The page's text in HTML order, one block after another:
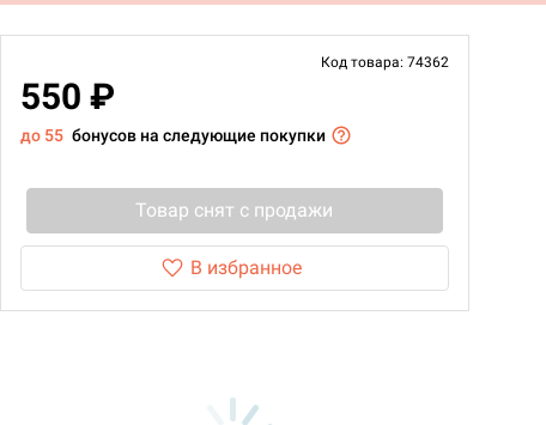
Код товара: 74362
550 ₽
до 55 бонусов на следующие покупки
Товар снят с продажи
В избранное